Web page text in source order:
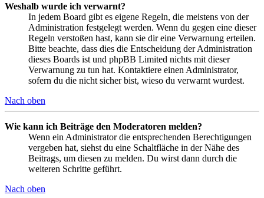
Weshalb wurde ich verwarnt?
In jedem Board gibt es eigene Regeln, die meistens von der
Administration festgelegt werden. Wenn du gegen eine dieser
Regeln verstoßen hast, kann sie dir eine Verwarnung erteilen.
Bitte beachte, dass dies die Entscheidung der Administration
dieses Boards ist und phpBB Limited nichts mit dieser
Verwarnung zu tun hat. Kontaktiere einen Administrator,
sofern du die nicht sicher bist, wieso du verwarnt wurdest.
Nach oben
Wie kann ich Beiträge den Moderatoren melden?
Wenn ein Administrator die entsprechenden Berechtigungen
vergeben hat, siehst du eine Schaltfläche in der Nähe des
Beitrags, um diesen zu melden. Du wirst dann durch die
weiteren Schritte geführt.
Nach oben